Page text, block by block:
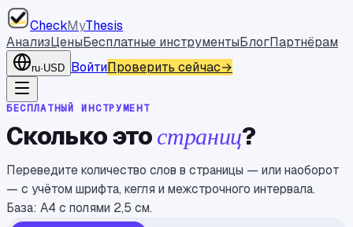
CheckMyThesis
АнализЦеныБесплатные инструментыБлогПартнёрам
ru·USD ВойтиПроверить сейчас→
БЕСПЛАТНЫЙ ИНСТРУМЕНТ
Сколько этостраниц?
Переведите количество слов в страницы — или наоборот
— с учётом шрифта, кегля и межстрочного интервала.
База: A4 с полями 2,5 см.